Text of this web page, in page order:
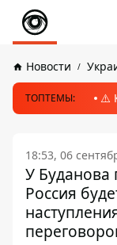
Новости
ТОПТЕМЫ: ⚠️
18:53, 06
У Буданова
Россия